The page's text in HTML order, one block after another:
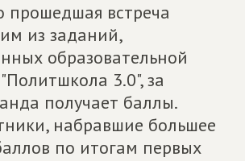
прошедшая встреча
из заданий,
образовательной
3.0", за
получает баллы.
набравшие большее
по итогам первых